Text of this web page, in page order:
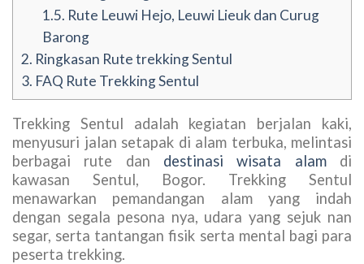
1.5. Rute Leuwi Hejo, Leuwi Lieuk dan Curug
Barong
2. Ringkasan Rute trekking Sentul
3. FAQ Rute Trekking Sentul
Trekking Sentul adalah kegiatan berjalan kaki,
menyusuri jalan setapak di alam terbuka, melintasi
berbagai rute dan destinasi wisata alamdi
kawasan Sentul, Bogor. Trekking Sentul
menawarkan pemandangan alam yang indah
dengan segala pesona nya, udara yang sejuk nan
segar, serta tantangan fisik serta mental bagi para
peserta trekking.